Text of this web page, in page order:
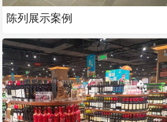
陈列展示案例